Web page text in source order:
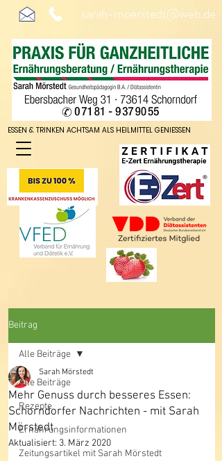
sarah-moerstedt@web.de
ESSEN & TRINKEN ACHTSAM ALS HEILMITTEL GENIESSEN
ESSEN & TRINKEN ACHTSAM ALS HEILMITTEL GENIESSEN
Beratung deutschlandweit möglich
Beitrag
Alle Beiträge
Rezepte
Ernährungsinformationen
Zeitungsartikel mit Sarah Mörstedt
Alle Beiträge
Mehr Genuss durch besseres Essen:
Schorndorfer Nachrichten - mit Sarah
Mörstedt
Sarah Mörstedt
Aktualisiert: 3. März 2020